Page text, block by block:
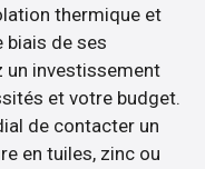
thermique et
biais de ses
un investissement
et votre budget.
de contacter un
en tuiles, zinc ou